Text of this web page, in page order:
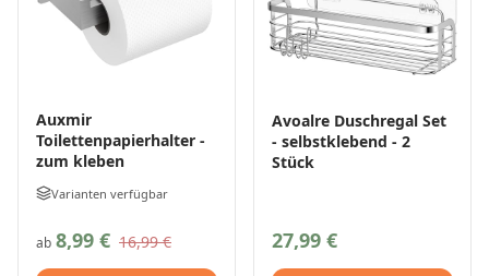
Auxmir
Toilettenpapierhalter -
zum kleben
Varianten verfügbar
ab 8,99 € 16,99 €
Avoalre Duschregal Set
- selbstklebend - 2
Stück
27,99 €